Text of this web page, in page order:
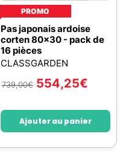
PROMO
Pas japonais ardoise
corten 80x30 - pack de
16 pièces
CLASSGARDEN
739,00€ 554,25€
Ajouter au panier